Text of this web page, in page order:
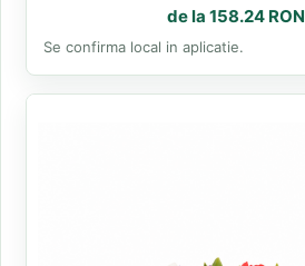
de la 158.24 RON
Se confirma local in aplicatie.